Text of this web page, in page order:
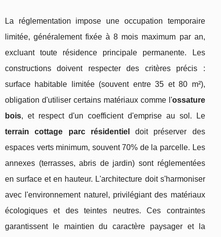
La réglementation impose une occupation temporaire
limitée, généralement fixée à 8 mois maximum par an,
excluant toute résidence principale permanente. Les
constructions doivent respecter des critères précis :
surface habitable limitée (souvent entre 35 et 80 m²),
obligation d'utiliser certains matériaux comme l'ossature
bois, et respect d'un coefficient d'emprise au sol. Le
terrain cottage parc résidentiel
doit préserver des
espaces verts minimum, souvent 70% de la parcelle. Les
annexes (terrasses, abris de jardin) sont réglementées
en surface et en hauteur. L'architecture doit s'harmoniser
avec l'environnement naturel, privilégiant des matériaux
écologiques et des teintes neutres. Ces contraintes
garantissent le maintien du caractère paysager et la